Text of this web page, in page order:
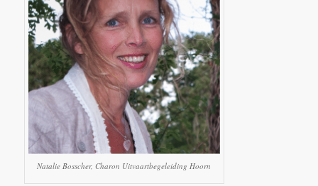
Natalie Bosscher, Charon Uitvaartbegeleiding Hoorn